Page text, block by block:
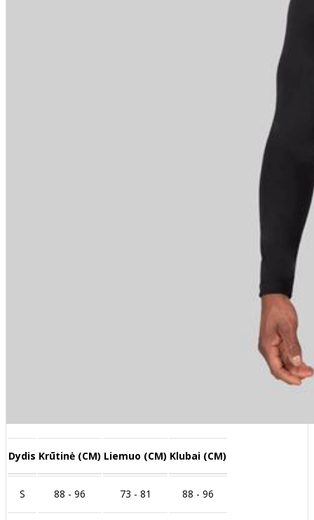
Dydis Krūtinė (CM) Liemuo (CM) Klubai (CM)
S 88 - 96 73 - 81 88 - 96